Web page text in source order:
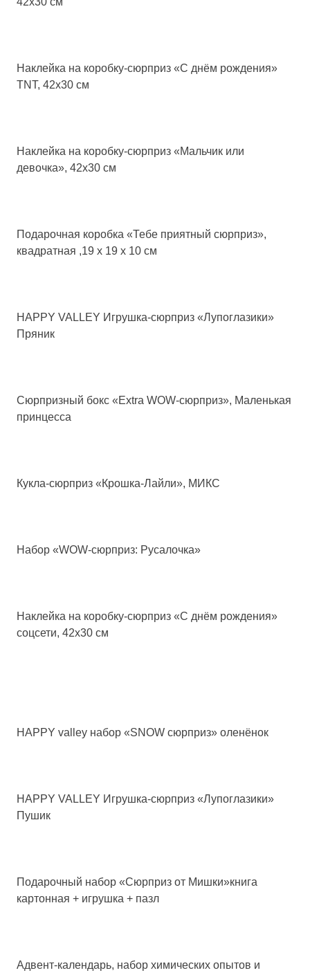
Наклейка на коробку-сюрприз «С днём рождения»
TNT, 42х30 см
Наклейка на коробку-сюрприз «Мальчик или
девочка», 42х30 см
Подарочная коробка «Тебе приятный сюрприз»,
квадратная ,19 х 19 х 10 см
HAPPY VALLEY Игрушка-сюрприз «Лупоглазики»
Пряник
Сюрпризный бокс «Extra WOW-сюрприз», Маленькая
принцесса
Кукла-сюрприз «Крошка-Лайли», МИКС
Набор «WOW-сюрприз: Русалочка»
Наклейка на коробку-сюрприз «С днём рождения»
соцсети, 42х30 см
HAPPY valley набор «SNOW сюрприз» оленёнок
HAPPY VALLEY Игрушка-сюрприз «Лупоглазики»
Пушик
Подарочный набор «Сюрприз от Мишки»книга
картонная + игрушка + пазл
Адвент-календарь, набор химических опытов и